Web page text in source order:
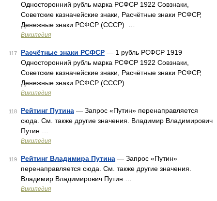
Односторонний рубль марка РСФСР 1922 Совзнаки,
Советские казначейские знаки, Расчётные знаки РСФСР,
Денежные знаки РСФСР (СССР) …
Википедия
117 Расчётные знаки РСФСР — 1 рубль РСФСР 1919
Односторонний рубль марка РСФСР 1922 Совзнаки,
Советские казначейские знаки, Расчётные знаки РСФСР,
Денежные знаки РСФСР (СССР) …
Википедия
118 Рейтинг Путина — Запрос «Путин» перенаправляется
сюда. Cм. также другие значения. Владимир Владимирович
Путин …
Википедия
119 Рейтинг Владимира Путина — Запрос «Путин»
перенаправляется сюда. Cм. также другие значения.
Владимир Владимирович Путин …
Википедия